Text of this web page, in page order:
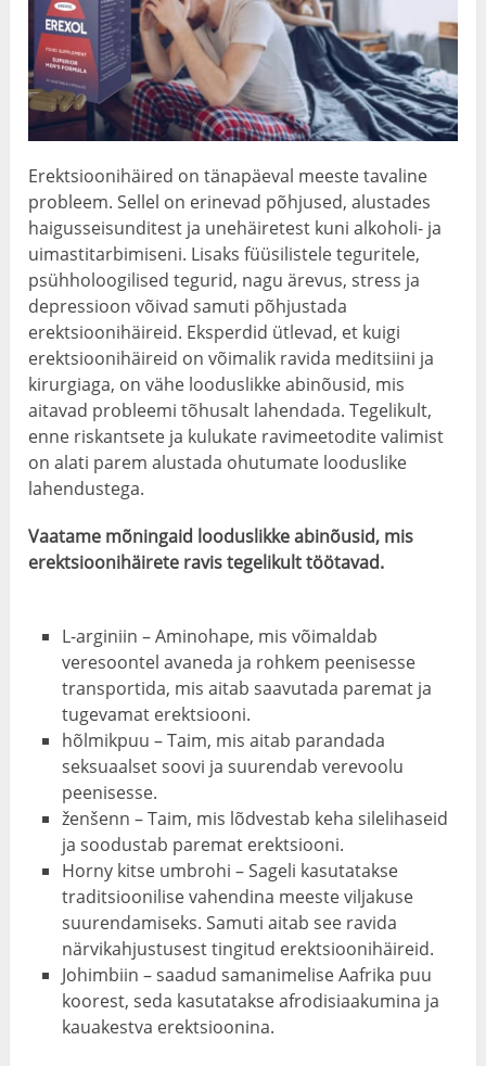
Erektsioonihäired on tänapäeval meeste tavaline
probleem. Sellel on erinevad põhjused, alustades
haigusseisunditest ja unehäiretest kuni alkoholi- ja
uimastitarbimiseni. Lisaks füüsilistele teguritele,
psühholoogilised tegurid, nagu ärevus, stress ja
depressioon võivad samuti põhjustada
erektsioonihäireid. Eksperdid ütlevad, et kuigi
erektsioonihäireid on võimalik ravida meditsiini ja
kirurgiaga, on vähe looduslikke abinõusid, mis
aitavad probleemi tõhusalt lahendada. Tegelikult,
enne riskantsete ja kulukate ravimeetodite valimist
on alati parem alustada ohutumate looduslike
lahendustega.
Vaatame mõningaid looduslikke abinõusid, mis
erektsioonihäirete ravis tegelikult töötavad.
L-arginiin – Aminohape, mis võimaldab
veresoontel avaneda ja rohkem peenisesse
transportida, mis aitab saavutada paremat ja
tugevamat erektsiooni.
hõlmikpuu – Taim, mis aitab parandada
seksuaalset soovi ja suurendab verevoolu
peenisesse.
ženšenn – Taim, mis lõdvestab keha silelihaseid
ja soodustab paremat erektsiooni.
Horny kitse umbrohi – Sageli kasutatakse
traditsioonilise vahendina meeste viljakuse
suurendamiseks. Samuti aitab see ravida
närvikahjustusest tingitud erektsioonihäireid.
Johimbiin – saadud samanimelise Aafrika puu
koorest, seda kasutatakse afrodisiaakumina ja
kauakestva erektsioonina.